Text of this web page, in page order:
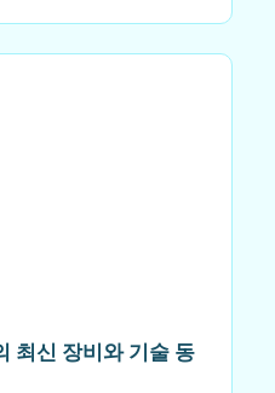
최신 장비와 기술 동